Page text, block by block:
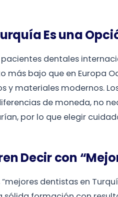
Es una
dentales
más bajo que en Europa
y materiales modernos.
de moneda, no
por lo que elegir
Decir con
dentistas en